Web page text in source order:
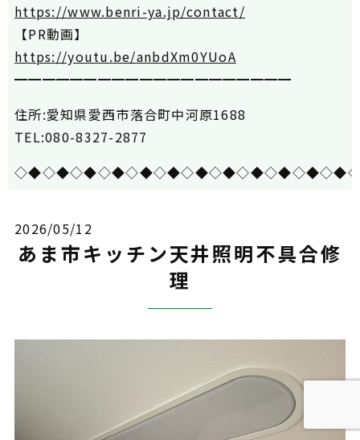
https://www.benri-ya.jp/contact/
【PR動画】
https://youtu.be/anbdXm0YUoA
━━━━━━━━━━━━━━━━━━━━
住所:愛知県愛西市落合町中河原1688
TEL:080-8327-2877
2026/05/12
あま市キッチン天井照明不具合修
理